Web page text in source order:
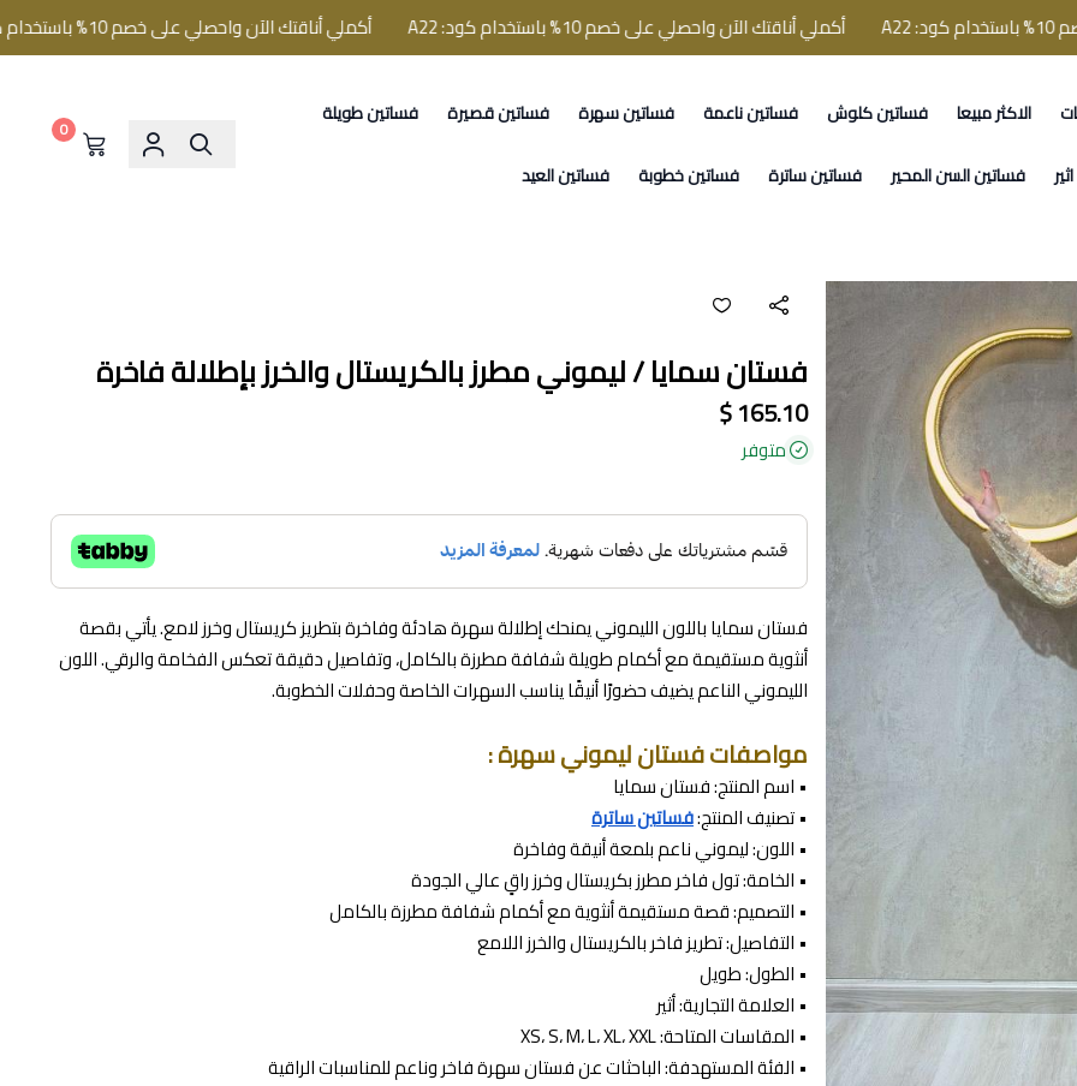
أكملي أناقتك الآن واحصلي على خصم 10% باستخدام كود: A22 أكملي أناقتك الآن واحصلي على خصم 10% باستخدام كود: A22
الاكثر مبيعا فساتين كلوش فساتين ناعمة فساتين سهرة فساتين قصيرة
فساتين طويلة
فساتين السن المحير فساتين ساترة فساتين خطوبة فساتين العيد
0
فستان سمايا / ليموني مطرز بالكريستال والخرز بإطلالة فاخرة
165.10 $
متوفر
فستان سمايا باللون الليموني يمنحك إطلالة سهرة هادئة وفاخرة بتطريز كريستال وخرز لامع. يأتي بقصة
أنثوية مستقيمة مع أكمام طويلة شفافة مطرزة بالكامل، وتفاصيل دقيقة تعكس الفخامة والرقي. اللون
الليموني الناعم يضيف حضورًا أنيقًا يناسب السهرات الخاصة وحفلات الخطوبة.
مواصفات فستان ليموني سهرة :
• اسم المنتج: فستان سمايا
• تصنيف المنتج:فساتين ساترة
• اللون: ليموني ناعم بلمعة أنيقة وفاخرة
• الخامة: تول فاخر مطرز بكريستال وخرز راقٍ عالي الجودة
• التصميم: قصة مستقيمة أنثوية مع أكمام شفافة مطرزة بالكامل
• التفاصيل: تطريز فاخر بالكريستال والخرز اللامع
• الطول: طويل
• العلامة التجارية: أثير
• المقاسات المتاحة: XS، S، M، L، XL، XXL
• الفئة المستهدفة: الباحثات عن فستان سهرة فاخر وناعم للمناسبات الراقية